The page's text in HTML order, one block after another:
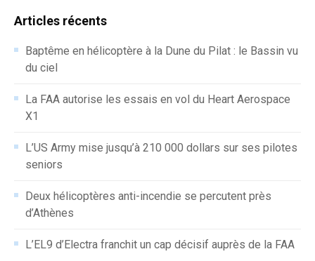
Articles récents
Baptême en hélicoptère à la Dune du Pilat : le Bassin vu
du ciel
La FAA autorise les essais en vol du Heart Aerospace
X1
L’US Army mise jusqu’à 210 000 dollars sur ses pilotes
seniors
Deux hélicoptères anti-incendie se percutent près
d’Athènes
L’EL9 d’Electra franchit un cap décisif auprès de la FAA